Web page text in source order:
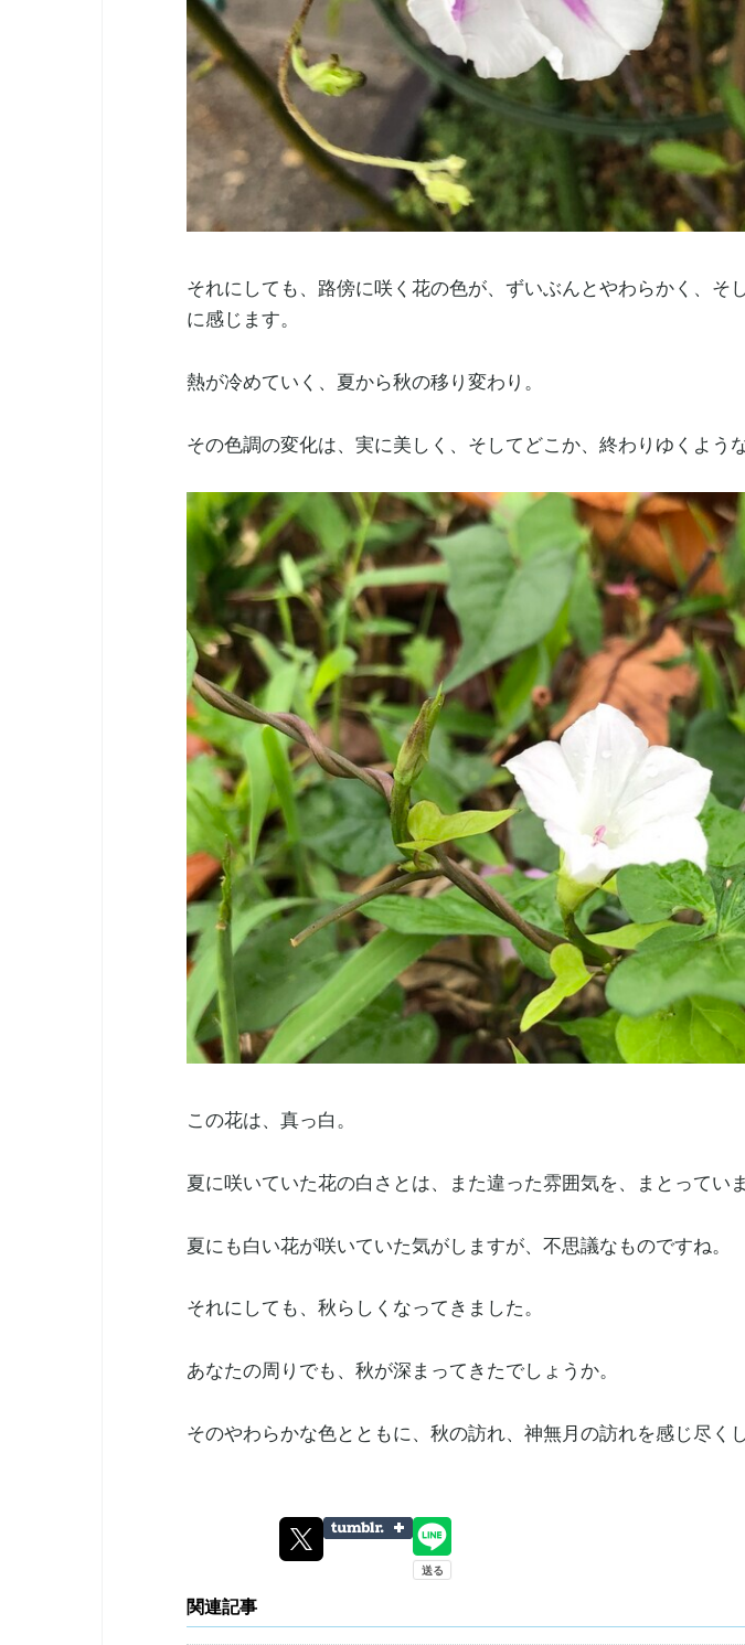
それにしても、路傍に咲く花の色が、ずいぶんとやわらかく、そ
に感じます。
熱が冷めていく、夏から秋の移り変わり。
その色調の変化は、実に美しく、そしてどこか、終わりゆくよう
この花は、真っ白。
夏に咲いていた花の白さとは、また違った雰囲気を、まとっていま
夏にも白い花が咲いていた気がしますが、不思議なものですね。
それにしても、秋らしくなってきました。
あなたの周りでも、秋が深まってきたでしょうか。
そのやわらかな色とともに、秋の訪れ、神無月の訪れを感じ尽く
関連記事